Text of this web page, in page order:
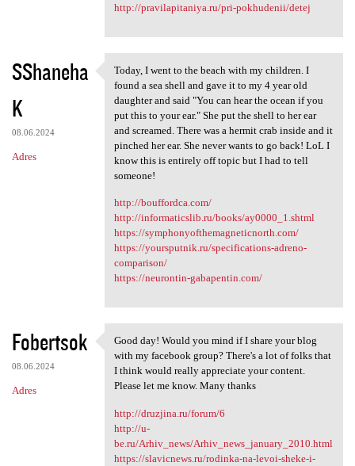
http://pravilapitaniya.ru/pri-pokhudenii/detej
SShaneha
K
08.06.2024
Adres
Today, I went to the beach
Today, I went to the beach with my children. I
found a sea shell and gave it to my 4 year old
daughter and said "You can hear the ocean if you
put this to your ear." She put the shell to her ear
and screamed. There was a hermit crab inside and it
pinched her ear. She never wants to go back! LoL I
know this is entirely off topic but I had to tell
someone!
http://bouffordca.com/
http://informaticslib.ru/books/ay0000_1.shtml
https://symphonyofthemagneticnorth.com/
https://yoursputnik.ru/specifications-adreno-
comparison/
https://neurontin-gabapentin.com/
Fobertsok
08.06.2024
Adres
Good day! Would you mind if I
Good day! Would you mind if I share your blog
with my facebook group? There's a lot of folks that
I think would really appreciate your content.
Please let me know. Many thanks
http://druzjina.ru/forum/6
http://u-
be.ru/Arhiv_news/Arhiv_news_january_2010.html
https://slavicnews.ru/rodinka-na-levoi-sheke-i-